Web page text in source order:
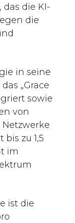
die KI-
die
in seine
„Grace
sowie
von
zu 1,5
im
ist die